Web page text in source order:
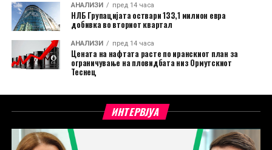
АНАЛИЗИ пред 14 часа
НЛБ Групацијата оствари 133,1 милион евра
добивка во вториот квартал
АНАЛИЗИ пред 14 часа
Цената на нафтата расте по иранскиот план за
ограничување на пловидбата низ Ормутскиот
Теснец
ИНТЕРВЈУА